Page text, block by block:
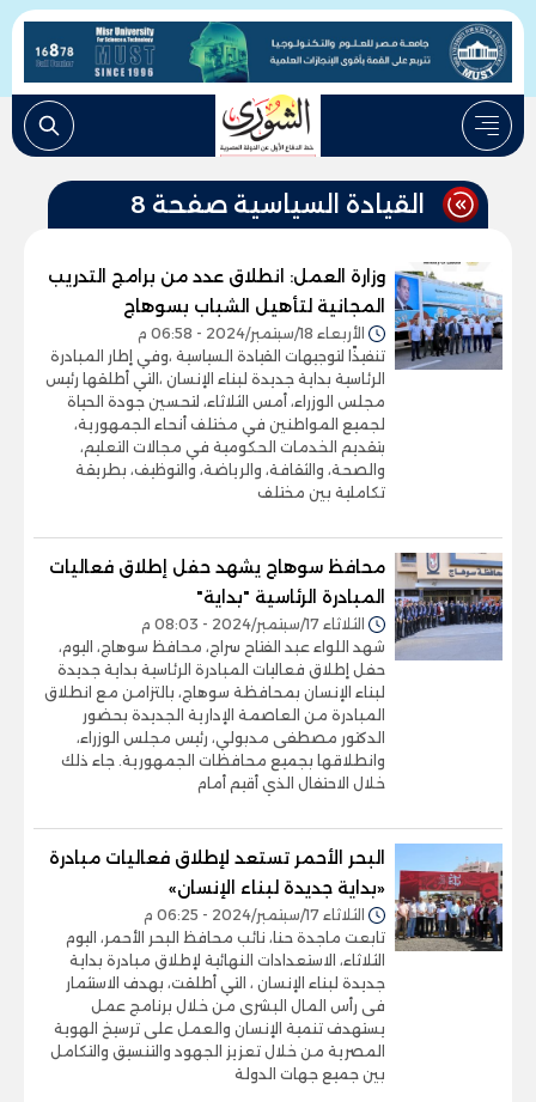
القيادة السياسية صفحة 8
وزارة العمل: انطلاق عدد من برامج التدريب
المجانية لتأهيل الشباب بسوهاج
الأربعاء 18/سبتمبر/2024 - 06:58 م
تنفيذًا لتوجيهات القيادة السياسية ،وفي إطار المبادرة
الرئاسية بداية جديدة لبناء الإنسان ،التي أطلقها رئيس
مجلس الوزراء، أمس الثلاثاء، لتحسين جودة الحياة
لجميع المواطنين في مختلف أنحاء الجمهورية،
بتقديم الخدمات الحكومية في مجالات التعليم،
والصحة، والثقافة، والرياضة، والتوظيف، بطريقة
تكاملية بين مختلف
محافظ سوهاج يشهد حفل إطلاق فعاليات
المبادرة الرئاسية "بداية"
الثلاثاء 17/سبتمبر/2024 - 08:03 م
شهد اللواء عبد الفتاح سراج، محافظ سوهاج، اليوم،
حفل إطلاق فعاليات المبادرة الرئاسية بداية جديدة
لبناء الإنسان بمحافظة سوهاج، بالتزامن مع انطلاق
المبادرة من العاصمة الإدارية الجديدة بحضور
الدكتور مصطفى مدبولي، رئيس مجلس الوزراء،
وانطلاقها بجميع محافظات الجمهورية. جاء ذلك
خلال الاحتفال الذي أقيم أمام
البحر الأحمر تستعد لإطلاق فعاليات مبادرة
«بداية جديدة لبناء الإنسان»
الثلاثاء 17/سبتمبر/2024 - 06:25 م
تابعت ماجدة حنا، نائب محافظ البحر الأحمر، اليوم
الثلاثاء، الاستعدادات النهائية لإطلاق مبادرة بداية
جديدة لبناء الإنسان ، التي أطلقت، بهدف الاستثمار
فى رأس المال البشرى من خلال برنامج عمل
يستهدف تنمية الإنسان والعمل على ترسيخ الهوية
المصرية من خلال تعزيز الجهود والتنسيق والتكامل
بين جميع جهات الدولة